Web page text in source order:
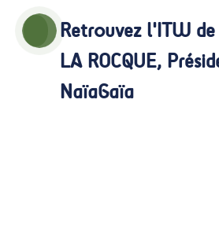
Retrouvez l'ITW de
LA ROCQUE,
NaïaGaïa